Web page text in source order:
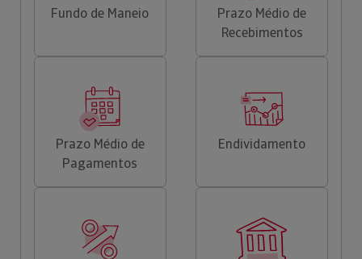
Fundo de Maneio
Prazo Médio de
Recebimentos
Prazo Médio de
Pagamentos
Endividamento